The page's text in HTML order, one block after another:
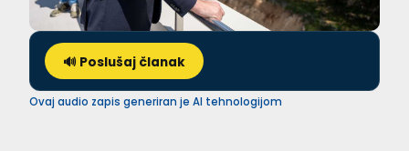
🔊 Poslušaj članak
Ovaj audio zapis generiran je AI tehnologijom